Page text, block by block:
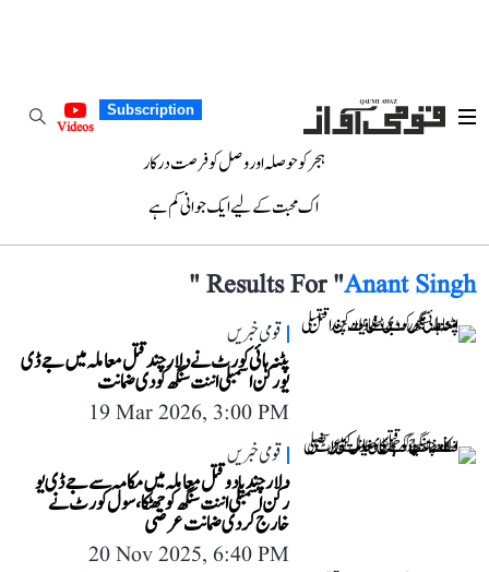
Subscription
Videos
ہجر کو حوصلہ اور وصل کو فرصت درکار
اک محبت کے لیے ایک جوانی کم ہے
Results For "Anant Singh
"
قومی خبریں
پٹنہ ہائی کورٹ نے دلارچند قتل معاملہ میں جے ڈی
یو رکن اسمبلی اننت سنگھ کو دی ضمانت
19 Mar 2026, 3:00 PM
قومی خبریں
دلارچند یادو قتل معاملہ میں مکامہ سے جے ڈی یو
رکن اسمبلی اننت سنگھ کو جھٹکا، سول کورٹ نے
خارج کر دی ضمانت عرضی
20 Nov 2025, 6:40 PM